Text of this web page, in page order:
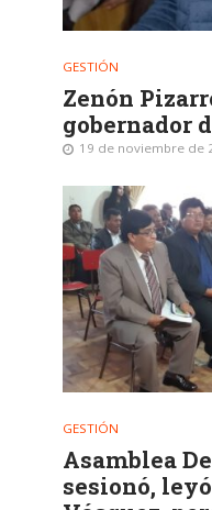
GESTIÓN
Zenón
gobernador
19 de noviembre de
GESTIÓN
Asamblea
sesionó,